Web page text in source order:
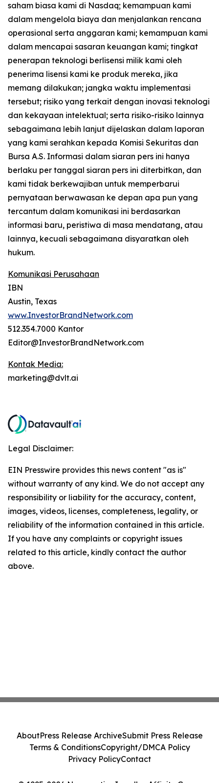
saham biasa kami di Nasdaq; kemampuan kami
dalam mengelola biaya dan menjalankan rencana
operasional serta anggaran kami; kemampuan kami
dalam mencapai sasaran keuangan kami; tingkat
penerapan teknologi berlisensi milik kami oleh
penerima lisensi kami ke produk mereka, jika
memang dilakukan; jangka waktu implementasi
tersebut; risiko yang terkait dengan inovasi teknologi
dan kekayaan intelektual; serta risiko-risiko lainnya
sebagaimana lebih lanjut dijelaskan dalam laporan
yang kami serahkan kepada Komisi Sekuritas dan
Bursa A.S. Informasi dalam siaran pers ini hanya
berlaku per tanggal siaran pers ini diterbitkan, dan
kami tidak berkewajiban untuk memperbarui
pernyataan berwawasan ke depan apa pun yang
tercantum dalam komunikasi ini berdasarkan
informasi baru, peristiwa di masa mendatang, atau
lainnya, kecuali sebagaimana disyaratkan oleh
hukum.
Komunikasi Perusahaan
IBN
Austin, Texas
www.InvestorBrandNetwork.com
512.354.7000 Kantor
Editor@InvestorBrandNetwork.com
Kontak Media:
marketing@dvlt.ai
Legal Disclaimer:
EIN Presswire provides this news content "as is"
without warranty of any kind. We do not accept any
responsibility or liability for the accuracy, content,
images, videos, licenses, completeness, legality, or
reliability of the information contained in this article.
If you have any complaints or copyright issues
related to this article, kindly contact the author
above.
AboutPress Release ArchiveSubmit Press Release
Terms & ConditionsCopyright/DMCA Policy
Privacy PolicyContact